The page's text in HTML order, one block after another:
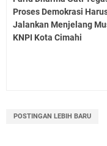
Proses Demokrasi
Jalankan Menjelang
KNPI Kota Cimahi
POSTINGAN LEBIH BARU